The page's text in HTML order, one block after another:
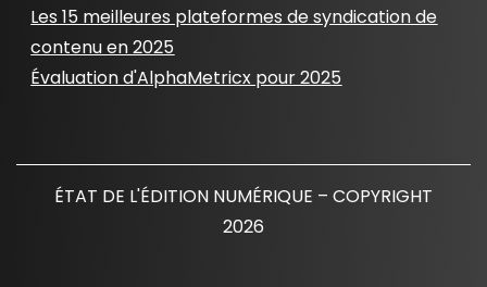
Les 15 meilleures plateformes de syndication de
contenu en 2025
Évaluation d'AlphaMetricx pour 2025
ÉTAT DE L'ÉDITION NUMÉRIQUE – COPYRIGHT
2026